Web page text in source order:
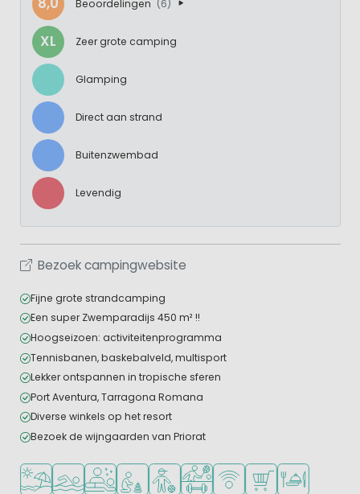
Beoordelingen (6)
XL Zeer grote camping
Glamping
Direct aan strand
Buitenzwembad
Levendig
Bezoek campingwebsite
Fijne grote strandcamping
Een super Zwemparadijs 450 m² !!
Hoogseizoen: activiteitenprogramma
Tennisbanen, baskebalveld, multisport
Lekker ontspannen in tropische sferen
Port Aventura, Tarragona Romana
Diverse winkels op het resort
Bezoek de wijngaarden van Priorat
Ligt bij strand en zee
Openlucht zwembad
Wellnessfaciliteiten
Aanbevolen voor jonge kinderen
Aanbevolen voor tieners
Veel mogelijkheden om te
WiFi beschikbaar
Campingwinkel/
Restaurant of